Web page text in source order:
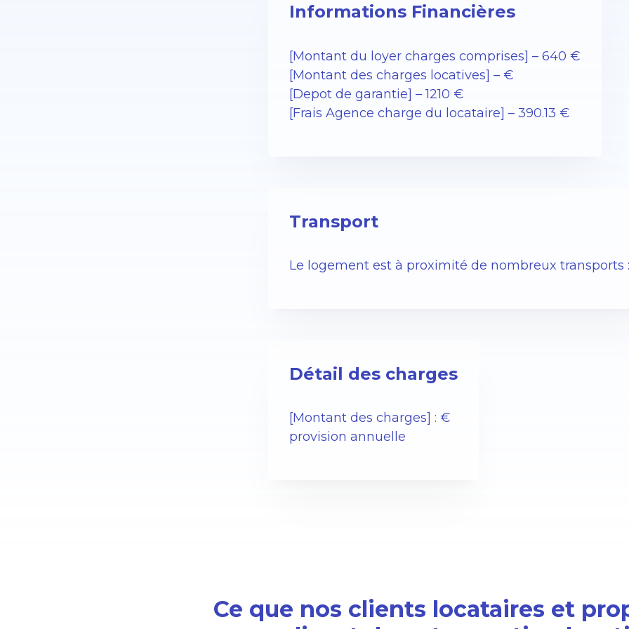
Informations Financières
[Montant du loyer charges comprises] – 640 €
[Montant des charges locatives] – €
[Depot de garantie] – 1210 €
[Frais Agence charge du locataire] – 390.13 €
Transport
Le logement est à proximité de nombreux transports :
Détail des charges
[Montant des charges] : €
provision annuelle
Ce que nos clients locataires et